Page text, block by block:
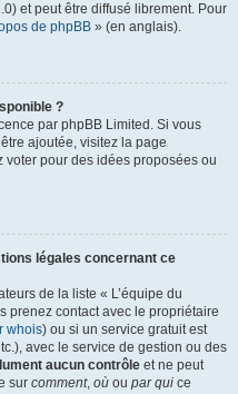
et peut être diffusé librement. Pour
de phpBB » (en anglais).
?
par phpBB Limited. Si vous
ajoutée, visitez la page
pour des idées proposées ou
légales concernant ce
de la liste « L’équipe du
prenez contact avec le propriétaire
whois) ou si un service gratuit est
avec le service de gestion ou des
aucun contrôle et ne peut
sur comment, où ou par qui ce